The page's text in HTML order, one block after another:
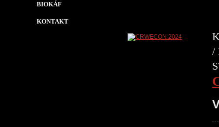
BIOKÁF
KONTAKT
/